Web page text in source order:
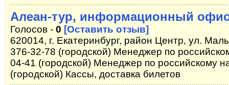
Алеан-тур, информационный
Голосов - 0 [Оставить отзыв]
620014, г. Екатеринбург, район Центр, ул.
376-32-78 (городской) Менеджер по
04-41 (городской) Менеджер по российскому
(городской) Кассы, доставка билетов